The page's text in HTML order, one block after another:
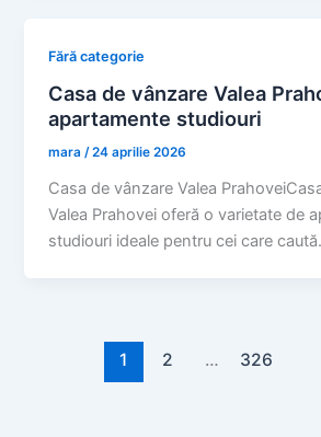
Fără categorie
Casa de vânzare Valea
apartamente studiouri
mara/24 aprilie 2026
Casa de vânzare Valea
Valea Prahovei oferă o varietate de
studiouri ideale pentru cei care
1 2 … 326